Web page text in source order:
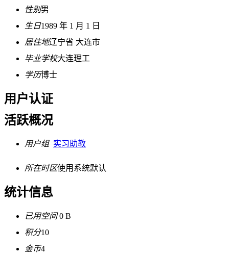
性别男
生日1989 年 1 月 1 日
居住地辽宁省 大连市
毕业学校大连理工
学历博士
用户认证
活跃概况
用户组 实习助教
所在时区使用系统默认
统计信息
已用空间0 B
积分10
金币4